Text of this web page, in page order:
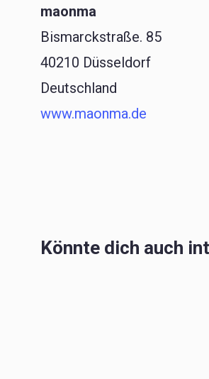
maonma
Bismarckstraße. 85
40210 Düsseldorf
Deutschland
www.maonma.de
Könnte dich auch